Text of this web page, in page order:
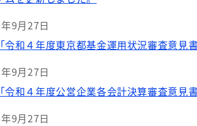
9月27日
「令和４年度東京都基金運用状況審査意見
9月27日
「令和４年度公営企業各会計決算審査意見
9月27日